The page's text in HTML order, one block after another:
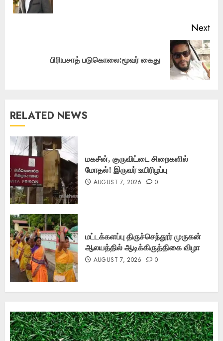
Next
பிரியசாத் படுகொலை:மூவர் கைது
RELATED NEWS
மகசீன், குருவிட்டை சிறைகளில்
மோதல்! இருவர் உயிரிழப்பு
AUGUST 7, 2026 0
மட்டக்களப்பு திருச்செந்தூர் முருகன்
ஆலயத்தில் ஆடிக்கிருத்திகை விழா
AUGUST 7, 2026 0